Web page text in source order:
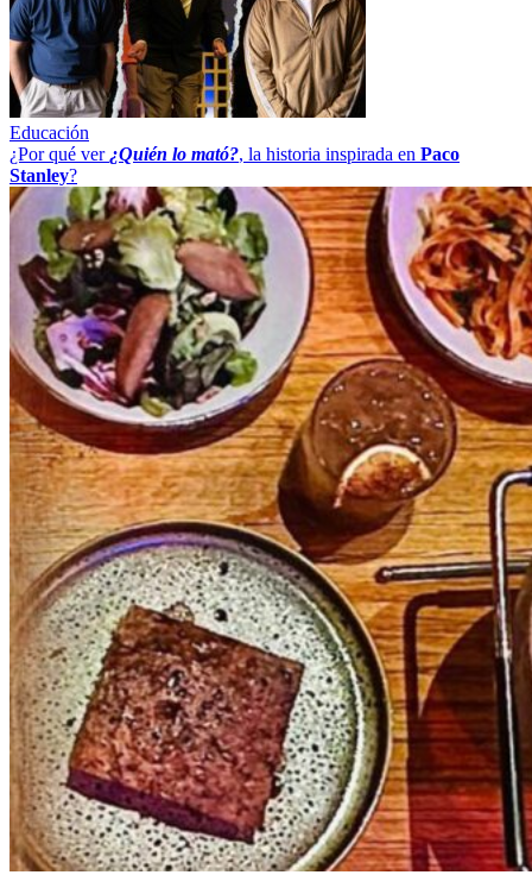
Educación
¿Por qué ver ¿Quién lo mató?, la historia inspirada en Paco
Stanley?